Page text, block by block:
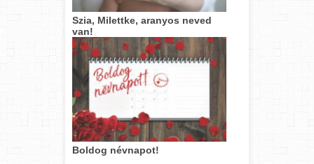
Szia, Milettke, aranyos neved
van!
Boldog névnapot!